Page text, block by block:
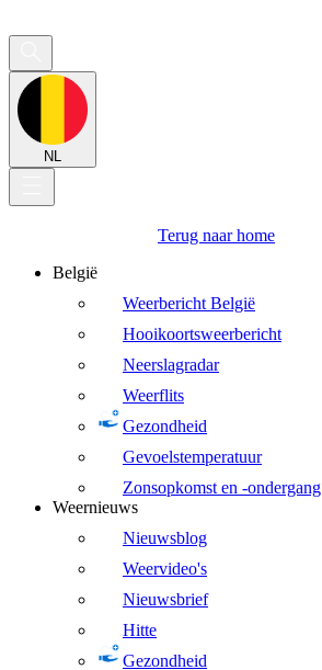
NL
Terug naar home
België
Weerbericht België
Hooikoortsweerbericht
Neerslagradar
Weerflits
Gezondheid
Gevoelstemperatuur
Zonsopkomst en -ondergang
Weernieuws
Nieuwsblog
Weervideo's
Nieuwsbrief
Hitte
Gezondheid